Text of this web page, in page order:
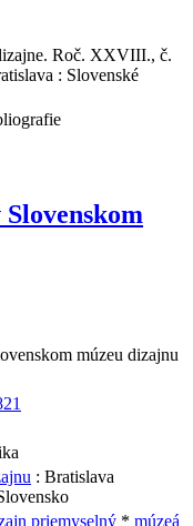
Roč. XXVIII., č.
: Slovenské
múzeu dizajnu
: Bratislava
priemyselný * múzeá